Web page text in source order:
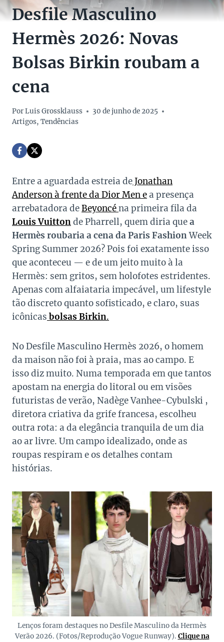
Desfile Masculino
Hermès 2026: Novas
Bolsas Birkin roubam a
cena
PorLuis Grossklauss
30 de junho de 2025
Artigos, Tendências
Entre a aguardada estreia deJonathan
Anderson à frente da Dior Men ea presença
arrebatadora deBeyoncéna primeira fila da
Louis Vuittonde Pharrell, quem diria quea
Hermès roubaria a cena da Paris FashionWeek
Spring Summer 2026? Pois foi exatamente isso
que aconteceu — e de um jeito muito à la
Hermès: sem gritos, sem holofotes estridentes.
Apenas com alfaiataria impecável, um lifestyle
tão discreto quanto sofisticado, e claro, suas
icônicas bolsas Birkin.
No Desfile Masculino Hermès 2026, o homem
da maison não foi à praia, mas ao campo. E
isso diz muito. Numa temporada em que tantos
apostam na energia do litoral ou em visões
futuristas de verão, Nadège Vanhee-Cybulski ,
diretora criativa da grife francesa, escolheu
outra rota: a da elegância tranquila de um dia
ao ar livre. Um campo idealizado, onde as
roupas respiram e os detalhes contam
histórias.
Lenços foram destaques no Desfile Masculino da Hermès
Verão 2026. (Fotos/Reprodução Vogue Runway). Clique na